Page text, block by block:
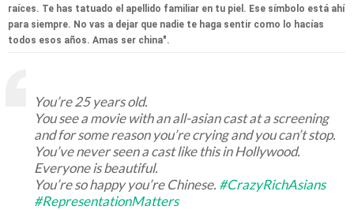
raíces. Te has tatuado el apellido familiar en tu piel. Ese símbolo está ahí
para siempre. No vas a dejar que nadie te haga sentir como lo hacías
todos esos años. Amas ser china".
You’re 25 years old.
You see a movie with an all-asian cast at a screening
and for some reason you’re crying and you can’t stop.
You’ve never seen a cast like this in Hollywood.
Everyone is beautiful.
You’re so happy you’re Chinese. #CrazyRichAsians
#RepresentationMatters